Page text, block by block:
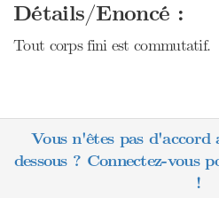
Détails/Enoncé :
Tout corps fini est commutatif.
Vous n'êtes pas d'accord
dessous ? Connectez-vous
!